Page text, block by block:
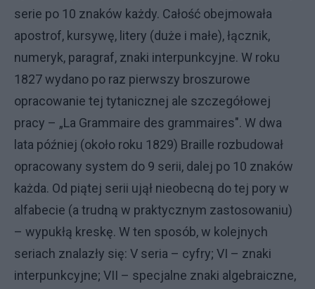
serie po 10 znaków każdy. Całość obejmowała
apostrof, kursywę, litery (duże i małe), łącznik,
numeryk, paragraf, znaki interpunkcyjne. W roku
1827 wydano po raz pierwszy broszurowe
opracowanie tej tytanicznej ale szczegółowej
pracy – „La Grammaire des grammaires". W dwa
lata później (około roku 1829) Braille rozbudował
opracowany system do 9 serii, dalej po 10 znaków
każda. Od piątej serii ujął nieobecną do tej pory w
alfabecie (a trudną w praktycznym zastosowaniu)
– wypukłą kreskę. W ten sposób, w kolejnych
seriach znalazły się: V seria – cyfry; VI – znaki
interpunkcyjne; VII – specjalne znaki algebraiczne,